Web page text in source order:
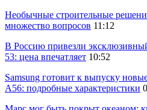
Необычные строительные
множество вопросов 11:12
В Россию привезли
53: цена впечатляет 10:52
Samsung готовит к выпуску
A56: подробные характеристики